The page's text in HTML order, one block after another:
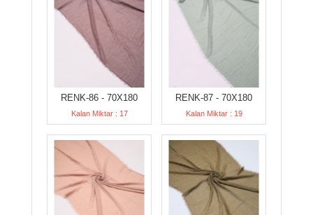
RENK-86 - 70X180
Kalan Miktar : 17
RENK-87 - 70X180
Kalan Miktar : 19